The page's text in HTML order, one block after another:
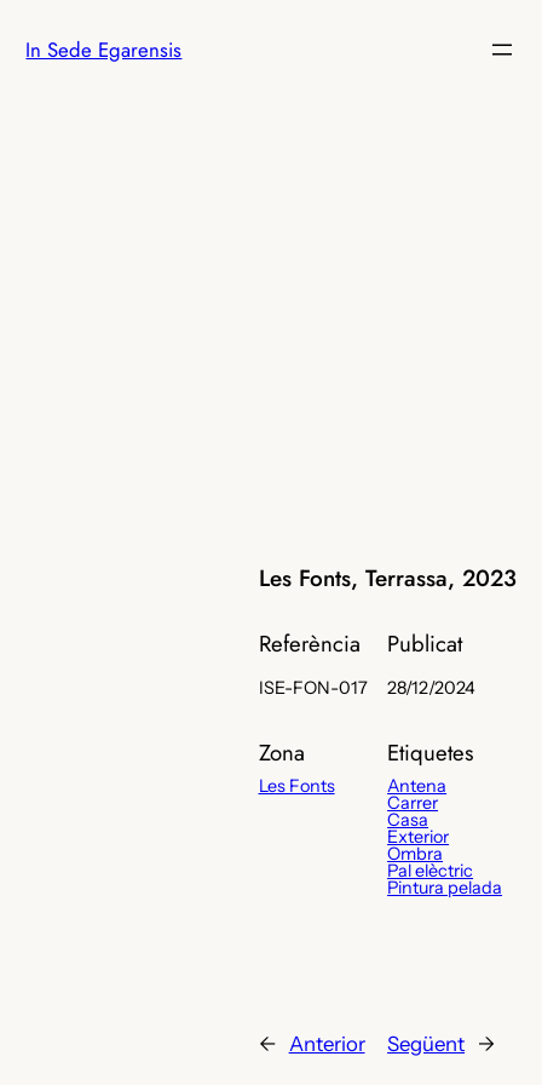
In Sede Egarensis
Les Fonts, Terrassa, 2023
Referència
ISE-FON-017
Zona
Les Fonts
Publicat
28/12/2024
Etiquetes
Antena
Carrer
Casa
Exterior
Ombra
Pal elèctric
Pintura pelada
← Anterior Següent →